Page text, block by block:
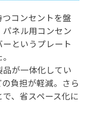
コンセントを盤
ネル用コンセン
というプレート
が一体化してい
負担が軽減。さら
、省スペース化に